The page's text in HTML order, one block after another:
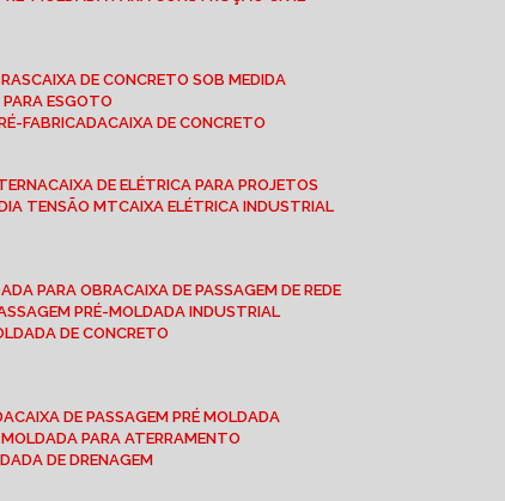
CAIXA DE CONCRETO SOB MEDIDA
PARA ESGOTO
FABRICADA CAIXA DE CONCRETO
CAIXA DE ELÉTRICA PARA PROJETOS
TENSÃO MT CAIXA ELÉTRICA INDUSTRIAL
PARA OBRA CAIXA DE PASSAGEM DE REDE
PRÉ-MOLDADA INDUSTRIAL
DE CONCRETO
CAIXA DE PASSAGEM PRÉ MOLDADA
MOLDADA PARA ATERRAMENTO
DE DRENAGEM